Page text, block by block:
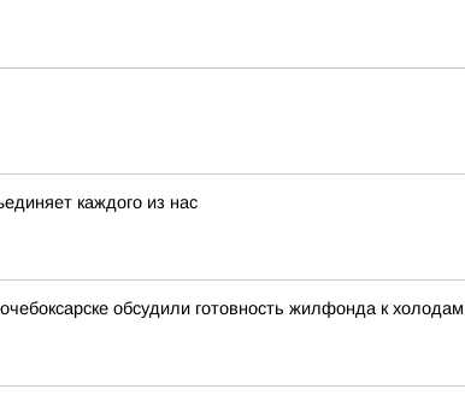
каждого из нас
обсудили готовность жилфонда к холодам